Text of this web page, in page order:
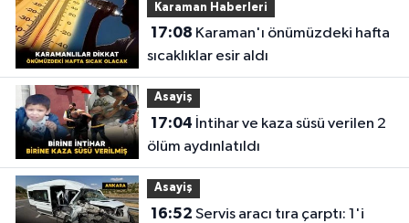
Karaman Haberleri
17:08
sıcaklıklar esir aldı
Asayiş
17:04
ölüm aydınlatıldı
Asayiş
16:52